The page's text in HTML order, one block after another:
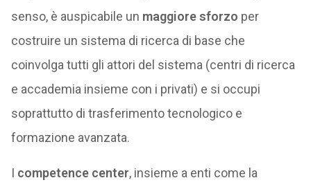
senso, è auspicabile un maggiore sforzo per
costruire un sistema di ricerca di base che
coinvolga tutti gli attori del sistema (centri di ricerca
e accademia insieme con i privati) e si occupi
soprattutto di trasferimento tecnologico e
formazione avanzata.
I competence center, insieme a enti come la